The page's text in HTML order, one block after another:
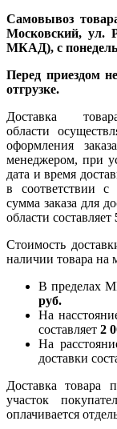
Самовывоз
Московский, ул.
МКАД), с
Перед приездом
отгрузке.
Доставка
области
оформления
менеджером, при
дата и время
в соответствии с
сумма заказа для
области составляет
Стоимость
наличии товара на
В пределах
руб.
На
составляет 2
На
доставки
Доставка товара
участок
оплачивается